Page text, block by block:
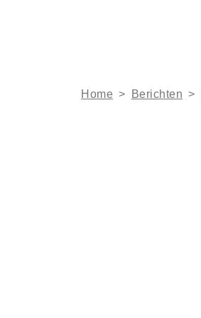
Home > Berichten >